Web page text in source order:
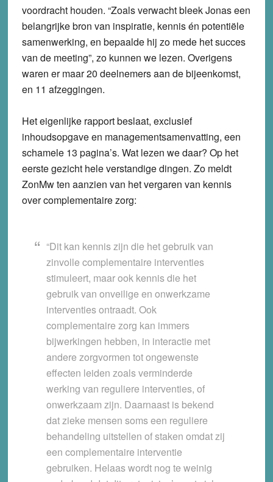
voordracht houden. “Zoals verwacht bleek Jonas een
belangrijke bron van inspiratie, kennis én potentiële
samenwerking, en bepaalde hij zo mede het succes
van de meeting”, zo kunnen we lezen. Overigens
waren er maar 20 deelnemers aan de bijeenkomst,
en 11 afzeggingen.
Het eigenlijke rapport beslaat, exclusief
inhoudsopgave en managementsamenvatting, een
schamele 13 pagina’s. Wat lezen we daar? Op het
eerste gezicht hele verstandige dingen. Zo meldt
ZonMw ten aanzien van het vergaren van kennis
over complementaire zorg:
“Dit kan kennis zijn die het gebruik van
zinvolle complementaire interventies
stimuleert, maar ook kennis die het
gebruik van onveilige en onwerkzame
interventies ontraadt. Ook
complementaire zorg kan immers
bijwerkingen hebben, in interactie met
andere zorgvormen tot ongewenste
effecten leiden zoals verminderde
werking van reguliere interventies, of
onwerkzaam zijn. Daarnaast is bekend
dat zieke mensen soms een reguliere
behandeling uitstellen of staken omdat zij
een complementaire interventie
gebruiken. Helaas wordt nog te weinig